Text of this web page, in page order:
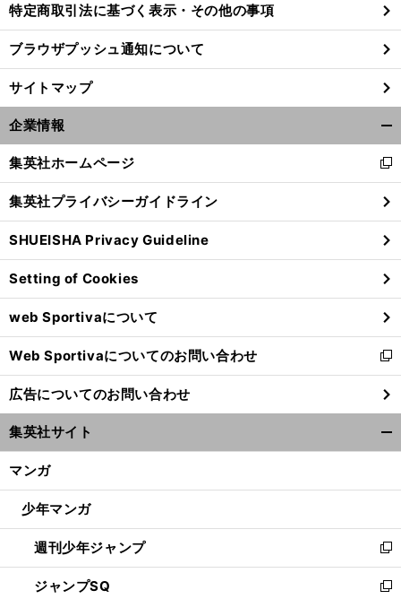
特定商取引法に基づく表示・その他の事項
ブラウザプッシュ通知について
サイトマップ
企業情報
閉
る
集英社ホームページ
新
し
い
ウ
ィ
ン
ド
ウ
で
開
く
集英社プライバシーガイドライン
SHUEISHA Privacy Guideline
Setting of Cookies
web Sportivaについて
Web Sportivaについてのお問い合わせ
新
し
い
ウ
ィ
ン
ウ
開
く
広告についてのお問い合わせ
集英社サイト
マンガ
少年マンガ
週刊少年ジャンプ
新
し
い
ジャンプSQ
新